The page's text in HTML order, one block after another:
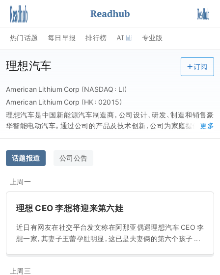
热门话题 每日早报 排行榜 AI 专业版
理想汽车
American Lithium Corp（NASDAQ：LI）
American Lithium Corp（HK：02015）
理想汽车是中国新能源汽车制造商，公司设计、研发、制造和销售豪
华智能电动汽车。通过公司的产品及技术创新，公司为家庭提供安全
及便捷的产品及服务。在中国，公司是成功实现增程式电动汽车商业
ONE 是一款六座中大型豪华电动 SUV, 配备了增程系统及先进的智
2021 年 5 月 25 日推出 2021 款理想 ONE。截至 2021 年 6 月 30
日，公司已交付逾 63,000 辆理想 ONE。根据灼识谘询报告，按销量
占市场份额 9.7%;同时於中国新能源汽车市场排名第六，占市场份额
2.8%;理想汽车於中国新能源汽车品牌排名第十一。根据灼识谘询报
告，2020 年中国乘用车市场及新能源汽车市场的市场规模分别为
能源汽车销售量占乘用车总销售量的 5.8%,且按销售量计，增程式电
动汽车占中国新能源汽车市场的 2.8%。
更多
订阅
话题报道 公司公告
上周一
理想 CEO 李想将迎来第六娃
近日有网友在社交平台发文称在阿那亚偶遇理想汽车 CEO 李
想一家，其妻子王蕾孕肚明显，这已是夫妻俩的第六个孩子 ...
上周三